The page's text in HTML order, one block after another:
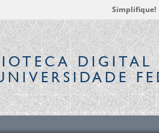
Simplifique!
DIGITAL